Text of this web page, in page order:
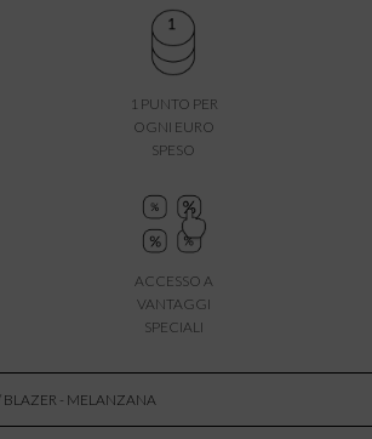
1 PUNTO PER
OGNI EURO
SPESO
ACCESSO A
VANTAGGI
SPECIALI
BLAZER - MELANZANA